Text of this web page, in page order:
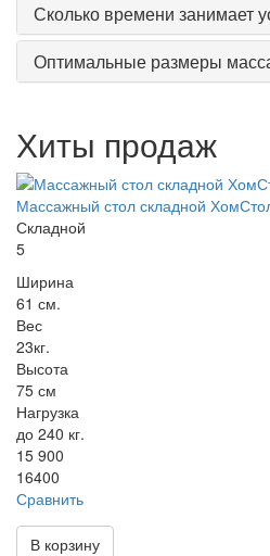
Сколько времени занимает
Оптимальные размеры
Хиты продаж
Массажный стол складной
Складной
5
Ширина
61 см.
Вес
23кг.
Высота
75 см
Нагрузка
до 240 кг.
15 900
16400
Сравнить
В корзину